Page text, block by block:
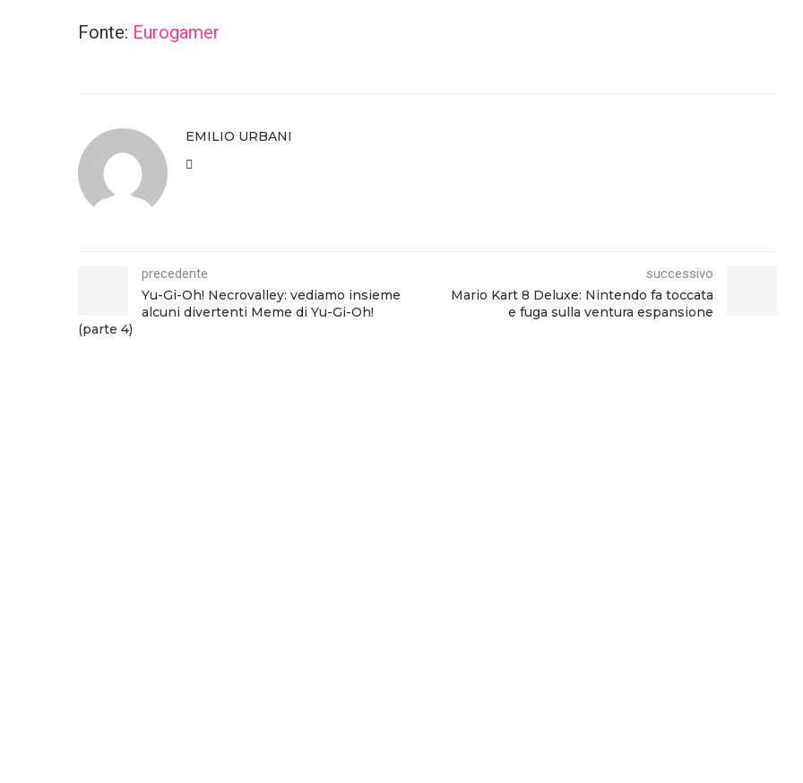
Fonte: Eurogamer
EMILIO URBANI
precedente
Yu-Gi-Oh! Necrovalley: vediamo insieme
alcuni divertenti Meme di Yu-Gi-Oh!
(parte 4)
successivo
Mario Kart 8 Deluxe: Nintendo fa toccata
e fuga sulla ventura espansione